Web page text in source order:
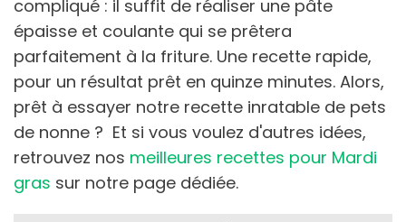
compliqué : il suffit de réaliser une pâte
épaisse et coulante qui se prêtera
parfaitement à la friture. Une recette rapide,
pour un résultat prêt en quinze minutes. Alors,
prêt à essayer notre recette inratable de pets
de nonne ? Et si vous voulez d'autres idées,
retrouvez nos meilleures recettes pour Mardi
gras sur notre page dédiée.